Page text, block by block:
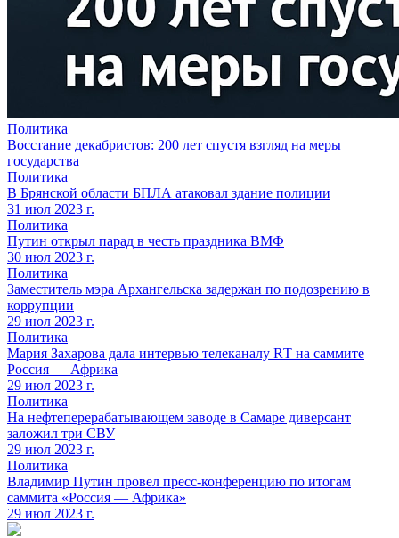
Политика
Восстание декабристов: 200 лет спустя взгляд на меры
государства
Политика
В Брянской области БПЛА атаковал здание полиции
31 июл 2023 г.
Политика
Путин открыл парад в честь праздника ВМФ
30 июл 2023 г.
Политика
Заместитель мэра Архангельска задержан по подозрению в
коррупции
29 июл 2023 г.
Политика
Мария Захарова дала интервью телеканалу RТ на саммите
Россия — Африка
29 июл 2023 г.
Политика
На нефтеперерабатывающем заводе в Самаре диверсант
заложил три СВУ
29 июл 2023 г.
Политика
Владимир Путин провел пресс-конференцию по итогам
саммита «Россия — Африка»
29 июл 2023 г.